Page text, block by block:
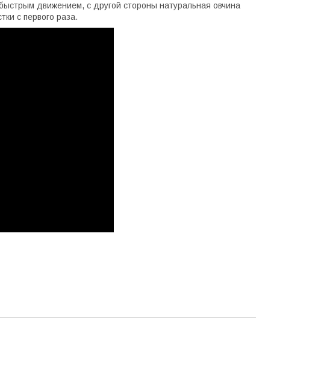
движением, с другой стороны натуральная овчина
с первого раза.